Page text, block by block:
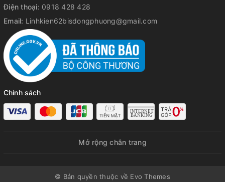
Điện thoại: 0918 428 428
Email: Linhkien62bisdongphuong@gmail.com
Chính sách
Mở rộng chân trang
© Bản quyền thuộc về Evo Themes